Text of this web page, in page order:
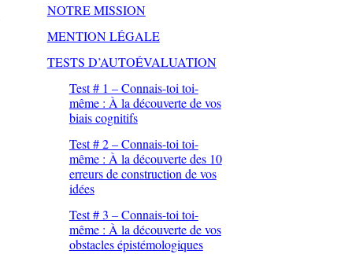
NOTRE MISSION
MENTION LÉGALE
TESTS D’AUTOÉVALUATION
Test # 1 – Connais-toi toi-
même : À la découverte de vos
biais cognitifs
Test # 2 – Connais-toi toi-
même : À la découverte des 10
erreurs de construction de vos
idées
Test # 3 – Connais-toi toi-
même : À la découverte de vos
obstacles épistémologiques